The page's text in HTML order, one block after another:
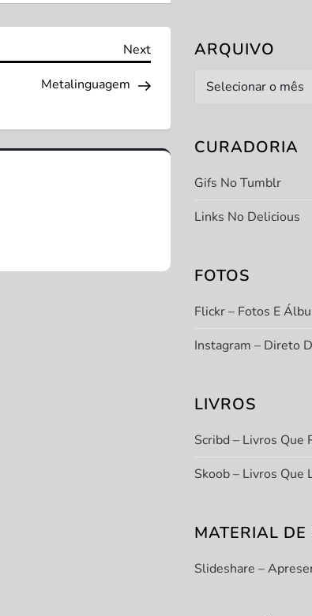
Next
Next
Metalinguagem
ARQUIVO
Arquivo
CURADORIA
Gifs No Tumblr
Links No Delicious
FOTOS
Flickr – Fotos E
Instagram – Direto
LIVROS
Scribd – Livros Que
Skoob – Livros Que
MATERIAL
Slideshare –